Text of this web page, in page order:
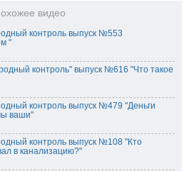
видео
контроль выпуск №553
"
контроль" выпуск №616 "Что такое
контроль выпуск №479 "Деньги
ваши"
контроль выпуск №108 "Кто
в канализацию?"